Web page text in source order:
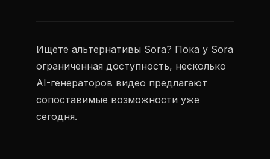
Ищете альтернативы Sora? Пока у Sora
ограниченная доступность, несколько
AI-генераторов видео предлагают
сопоставимые возможности уже
сегодня.